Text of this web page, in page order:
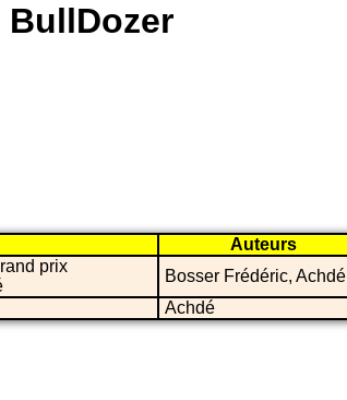
BullDozer
Auteurs
prix
Bosser Frédéric, Achdé
Achdé